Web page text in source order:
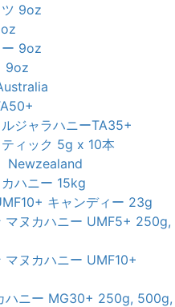
ツ 9oz
ー 9oz
9oz
ジャラハニーTA35+
ィック 5g x 10本
Newzealand
カハニー 15kg
キャンディー 23g
マヌカハニー UMF5+ 250g,
マヌカハニー UMF10+
ハニー MG30+ 250g, 500g,